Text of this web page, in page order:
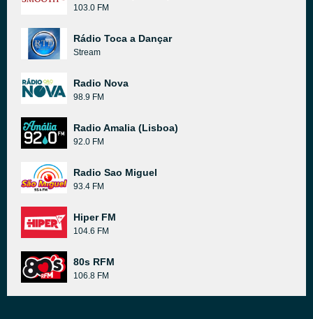
103.0 FM
Rádio Toca a Dançar
Stream
Radio Nova
98.9 FM
Radio Amalia (Lisboa)
92.0 FM
Radio Sao Miguel
93.4 FM
Hiper FM
104.6 FM
80s RFM
106.8 FM